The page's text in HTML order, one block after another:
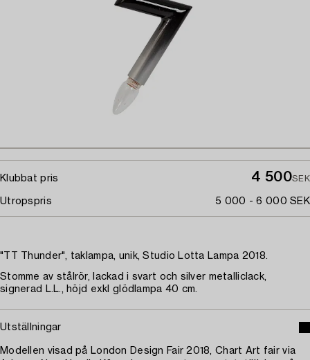
Klubbat pris 4 500SEK
Utropspris 5 000 - 6 000 SEK
"TT Thunder", taklampa, unik, Studio Lotta Lampa 2018.
Stomme av stålrör, lackad i svart och silver metalliclack,
signerad L.L., höjd exkl glödlampa 40 cm.
Utställningar
Modellen visad på London Design Fair 2018, Chart Art fair via